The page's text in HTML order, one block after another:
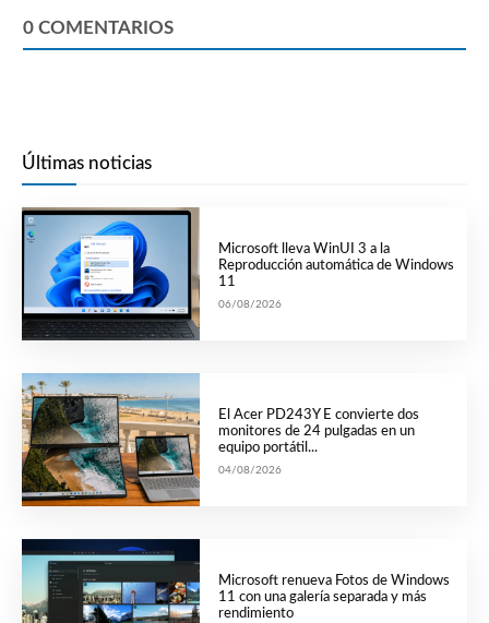
0 COMENTARIOS
Últimas noticias
Microsoft lleva WinUI 3 a la
Reproducción automática de Windows
11
06/08/2026
El Acer PD243Y E convierte dos
monitores de 24 pulgadas en un
equipo portátil...
04/08/2026
Microsoft renueva Fotos de Windows
11 con una galería separada y más
rendimiento